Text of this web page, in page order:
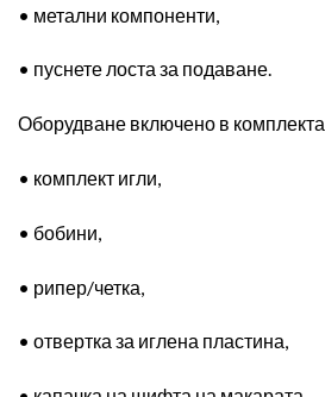
• метални компоненти,
• пуснете лоста за подаване.
Оборудване включено в комплекта
• комплект игли,
• бобини,
• рипер/четка,
• отвертка за иглена пластина,